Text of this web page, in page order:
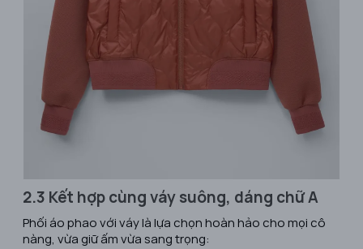
2.3 Kết hợp cùng váy suông, dáng chữ A
Phối áo phao với váy là lựa chọn hoàn hảo cho mọi cô
nàng, vừa giữ ấm vừa sang trọng: